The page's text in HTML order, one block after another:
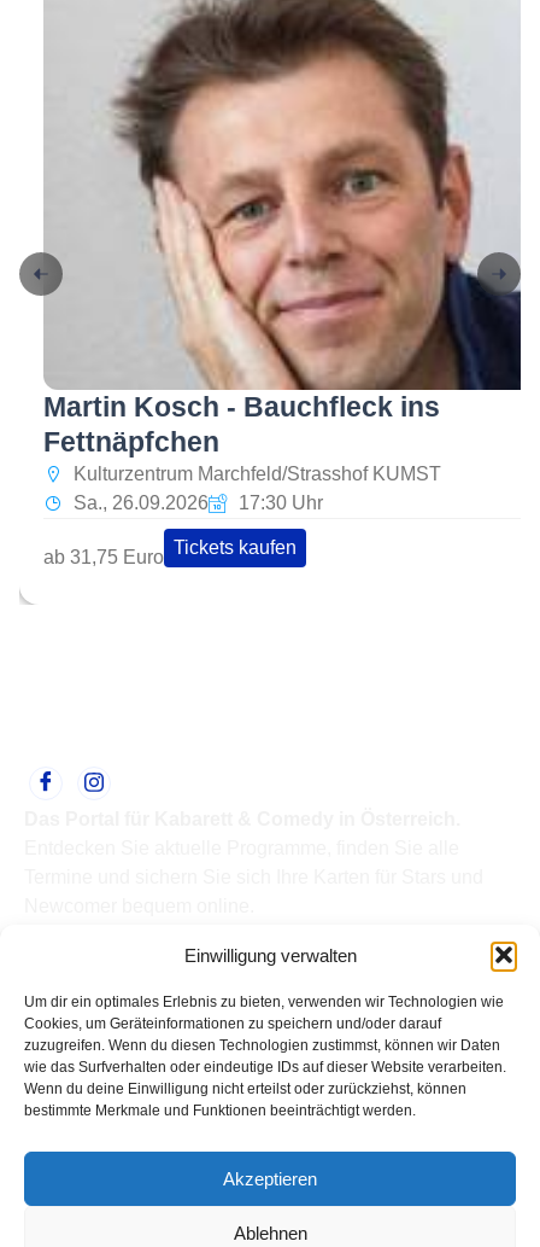
Einwilligung verwalten
Um dir ein optimales Erlebnis zu bieten, verwenden wir Technologien wie
Cookies, um Geräteinformationen zu speichern und/oder darauf
zuzugreifen. Wenn du diesen Technologien zustimmst, können wir Daten
wie das Surfverhalten oder eindeutige IDs auf dieser Website verarbeiten.
Wenn du deine Einwilligung nicht erteilst oder zurückziehst, können
bestimmte Merkmale und Funktionen beeinträchtigt werden.
Akzeptieren
Ablehnen
Martin Kosch - Bauchfleck ins
Fettnäpfchen
Kulturzentrum Marchfeld/Strasshof KUMST
Sa., 26.09.2026
17:30 Uhr
ab 31,75 Euro Tickets kaufen
Termine
Kabarettisten
Spielorte
Top Links
Kabarettisten in Österreich: Aktuelle Stars & Programme
Kontakt